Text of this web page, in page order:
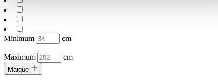
Minimum
cm
–
Maximum
cm
Marque